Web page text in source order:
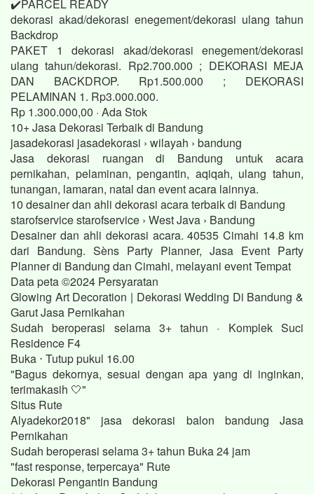
✔️PARCEL READY
dekorasi akad/dekorasi enegement/dekorasi ulang tahun
Backdrop
PAKET 1 dekorasi akad/dekorasi enegement/dekorasi
ulang tahun/dekorasi. Rp2.700.000 ; DEKORASI MEJA
DAN BACKDROP. Rp1.500.000 ; DEKORASI
PELAMINAN 1. Rp3.000.000.
Rp 1.300.000,00 · ‎Ada Stok
10+ Jasa Dekorasi Terbaik di Bandung
jasadekorasi jasadekorasi › wilayah › bandung
Jasa dekorasi ruangan di Bandung untuk acara
pernikahan, pelaminan, pengantin, aqiqah, ulang tahun,
tunangan, lamaran, natal dan event acara lainnya.
10 desainer dan ahli dekorasi acara terbaik di Bandung
starofservice starofservice › West Java › Bandung
Desainer dan ahli dekorasi acara. 40535 Cimahi 14.8 km
dari Bandung. Sèns Party Planner, Jasa Event Party
Planner di Bandung dan Cimahi, melayani event Tempat
Data peta ©2024 Persyaratan
Glowing Art Decoration | Dekorasi Wedding Di Bandung &
Garut Jasa Pernikahan
Sudah beroperasi selama 3+ tahun · Komplek Suci
Residence F4
Buka ⋅ Tutup pukul 16.00
"Bagus dekornya, sesuai dengan apa yang di inginkan,
terimakasih 🤍"
Situs Rute
Alyadekor2018" jasa dekorasi balon bandung Jasa
Pernikahan
Sudah beroperasi selama 3+ tahun Buka 24 jam
"fast response, terpercaya" Rute
Dekorasi Pengantin Bandung